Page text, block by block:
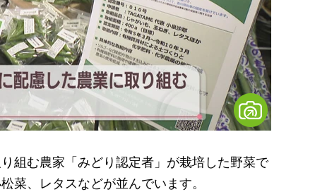
組む農家「みどり認定者」が栽培した野菜で
菜、レタスなどが並んでいます。